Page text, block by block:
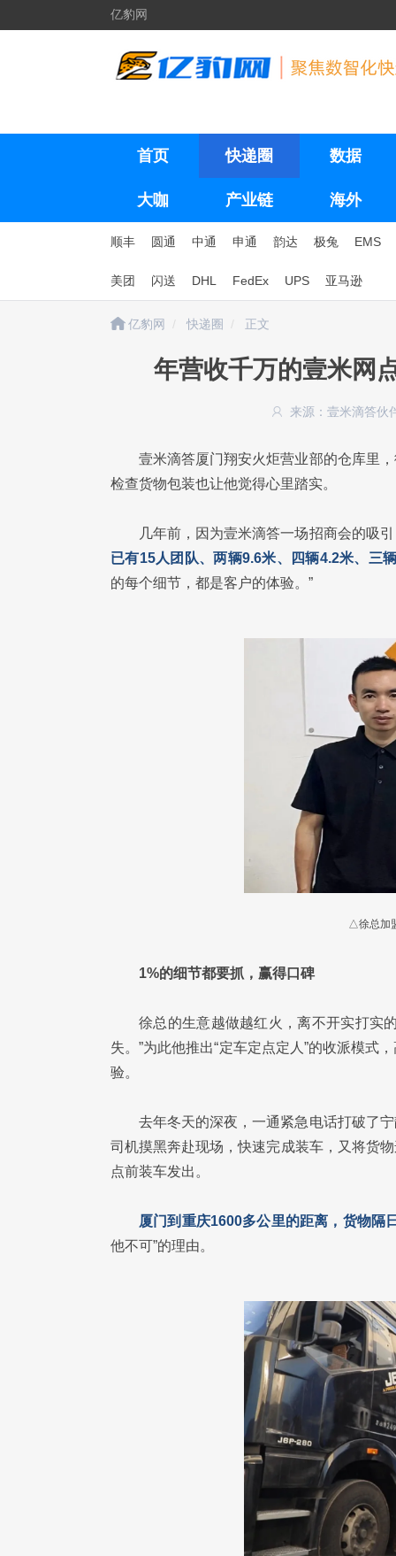
亿豹网
首页 快递圈 数据
大咖 产业链 海外
顺丰 圆通 中通 申通 韵达 极兔 EMS
美团 闪送 DHL FedEx UPS 亚马逊
亿豹网 快递圈 正文
年营收千万的壹米网
来源：壹米滴答伙
壹米滴答厦门翔安火炬营业部的仓库里
检查货物包装也让他觉得心里踏实。
几年前，因为壹米滴答一场招商会的吸
已有15人团队、两辆9.6米、四辆4.2米、三
的每个细节，都是客户的体验。”
△徐总加
1%的细节都要抓，赢得口碑
徐总的生意越做越红火，离不开实打实
失。”为此他推出“定车定点定人”的收派模式
验。
去年冬天的深夜，一通紧急电话打破了
司机摸黑奔赴现场，快速完成装车，又将货
点前装车发出。
厦门到重庆1600多公里的距离，货物隔
他不可”的理由。